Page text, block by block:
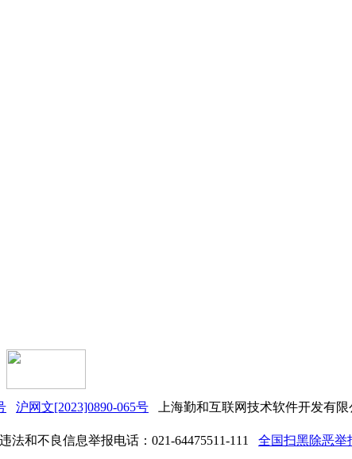
沪网文[2023]0890-065号 上海勤和互联网技术软件开发有限
法和不良信息举报电话：021-64475511-111 全国扫黑除恶举